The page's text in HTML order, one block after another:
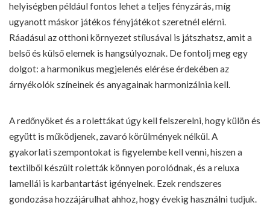
helyiségben például fontos lehet a teljes fényzárás, míg
ugyanott máskor játékos fényjátékot szeretnél elérni.
Ráadásul az otthoni környezet stílusával is játszhatsz, amit a
belső és külső elemek is hangsúlyoznak. De fontolj meg egy
dolgot: a harmonikus megjelenés elérése érdekében az
árnyékolók színeinek és anyagainak harmonizálnia kell.
A redőnyöket és a rolettákat úgy kell felszerelni, hogy külön és
együtt is működjenek, zavaró körülmények nélkül. A
gyakorlati szempontokat is figyelembe kell venni, hiszen a
textilből készült roletták könnyen porolódnak, és a reluxa
lamellái is karbantartást igényelnek. Ezek rendszeres
gondozása hozzájárulhat ahhoz, hogy évekig használni tudjuk.